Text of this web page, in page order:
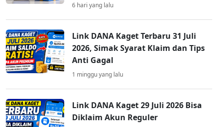
6 hari yang lalu
Link DANA Kaget Terbaru 31 Juli
2026, Simak Syarat Klaim dan Tips
Anti Gagal
1 minggu yang lalu
Link DANA Kaget 29 Juli 2026 Bisa
Diklaim Akun Reguler